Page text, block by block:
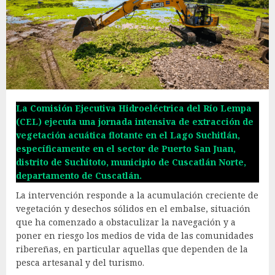
La Comisión Ejecutiva Hidroeléctrica del Río Lempa
(CEL) ejecuta una jornada intensiva de extracción de
vegetación acuática flotante en el Lago Suchitlán,
específicamente en el sector de Puerto San Juan,
distrito de Suchitoto, municipio de Cuscatlán Norte,
departamento de Cuscatlán.
La intervención responde a la acumulación creciente de
vegetación y desechos sólidos en el embalse, situación
que ha comenzado a obstaculizar la navegación y a
poner en riesgo los medios de vida de las comunidades
ribereñas, en particular aquellas que dependen de la
pesca artesanal y del turismo.